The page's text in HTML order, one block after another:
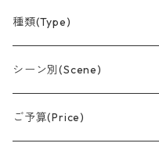
種類(Type)
アレンジメント(置型)
バルーンブーケ
シーン別(Scene)
誕生日
ご予算(Price)